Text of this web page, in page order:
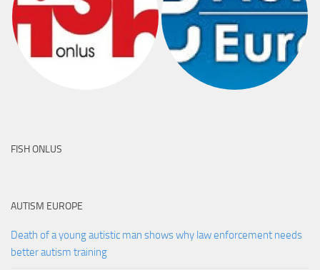
FISH ONLUS
AUTISM EUROPE
Death of a young autistic man shows why law enforcement needs
better autism training